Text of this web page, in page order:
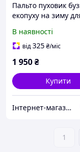
Пальто пуховик
екопуху на зиму
110 см
В наявності
від325₴/міс
1 950₴
Купити
Інтернет-магазин"Лімпопо" - для дітей та підлітків
1